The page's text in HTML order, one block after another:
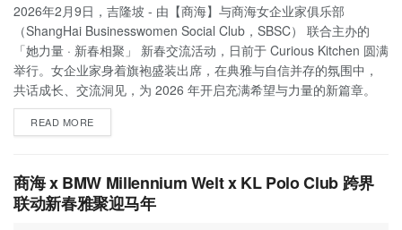
2026年2月9日，吉隆坡 - 由【商海】与商海女企业家俱乐部
（ShangHai Businesswomen Social Club，SBSC） 联合主办的
「她力量 · 新春相聚」 新春交流活动，日前于 Curious Kitchen 圆满
举行。女企业家身着旗袍盛装出席，在典雅与自信并存的氛围中，
共话成长、交流洞见，为 2026 年开启充满希望与力量的新篇章。
READ MORE
商海 x BMW Millennium Welt x KL Polo Club 跨界
联动新春雅聚迎马年